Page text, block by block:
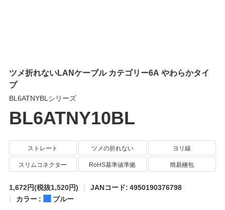
ツメ折れないLANケーブル カテゴリー6A やわらかタイ
プ
BL6ATNYBLシリーズ
BL6ATNY10BL
ストレート ツメの折れない
ヨリ線
スリムコネクター
RoHS基準値準拠 簡易梱包
1,672円(税抜1,520円)
JANコード: 4950190376798
カラー :
ブルー